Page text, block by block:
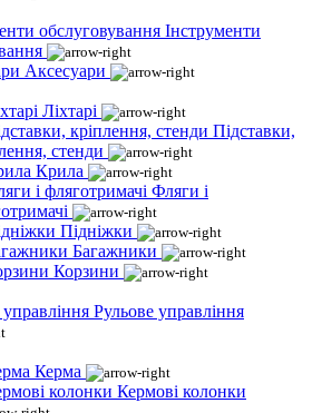
Інструменти
Аксесуари
Ліхтарі
Підставки,
стенди
Крила
Фляги і
Підніжки
Багажники
Корзини
Рульове управління
Керма
Кермові колонки